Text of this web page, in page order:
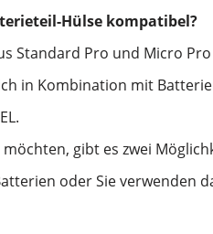
Hülse kompatibel?
Standard Pro und Micro Pro
in Kombination mit
gibt es zwei
oder Sie verwenden